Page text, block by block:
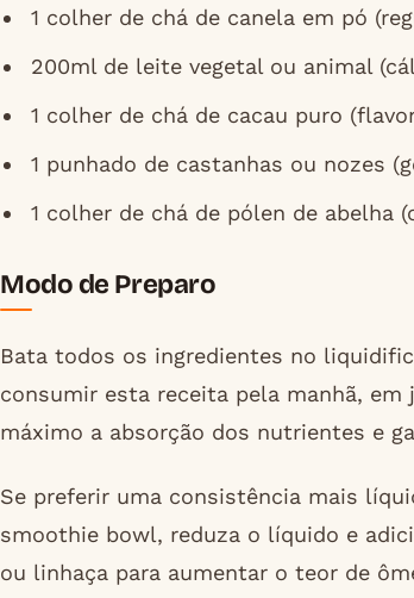
1 colher de chá de canela em pó
200ml de leite vegetal ou animal
1 colher de chá de cacau puro
1 punhado de castanhas ou nozes
1 colher de chá de pólen de
Modo de Preparo
Bata todos os ingredientes no
consumir esta receita pela manhã,
máximo a absorção dos nutrientes e
Se preferir uma consistência mais
smoothie bowl, reduza o líquido e
ou linhaça para aumentar o teor de